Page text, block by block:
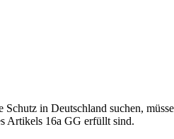
in Deutschland suchen,
Artikels 16a GG erfüllt sind.